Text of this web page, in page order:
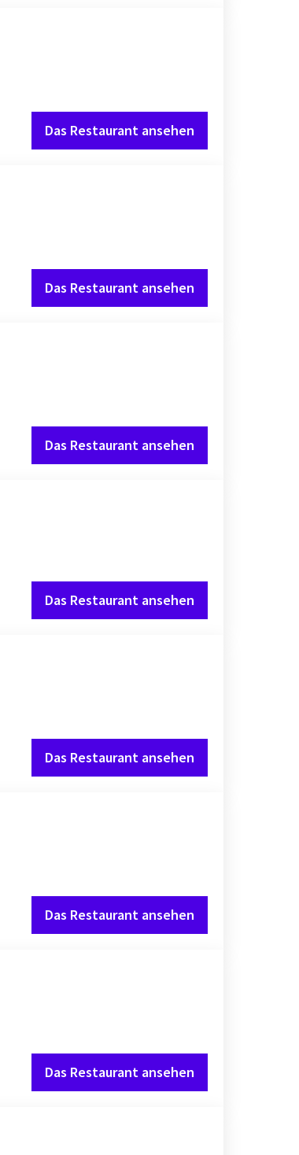
Das Restaurant ansehen
Das Restaurant ansehen
Das Restaurant ansehen
Das Restaurant ansehen
Das Restaurant ansehen
Das Restaurant ansehen
Das Restaurant ansehen